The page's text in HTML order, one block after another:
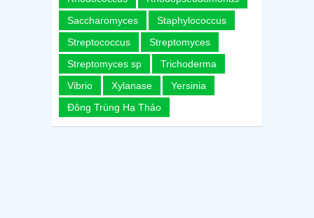
Saccharomyces
Staphylococcus
Streptococcus
Streptomyces
Streptomyces sp
Trichoderma
Vibrio
Xylanase
Yersinia
Đông Trùng Hạ Thảo